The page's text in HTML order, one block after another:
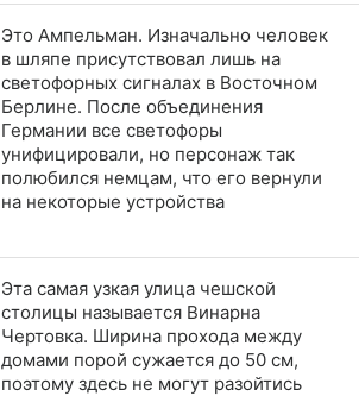
Это Ампельман. Изначально человек
в шляпе присутствовал лишь на
светофорных сигналах в Восточном
Берлине. После объединения
Германии все светофоры
унифицировали, но персонаж так
полюбился немцам, что его вернули
на некоторые устройства
Эта самая узкая улица чешской
столицы называется Винарна
Чертовка. Ширина прохода между
домами порой сужается до 50 см,
поэтому здесь не могут разойтись